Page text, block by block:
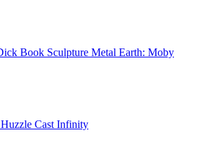
Metal Earth: Moby
Huzzle Cast Infinity